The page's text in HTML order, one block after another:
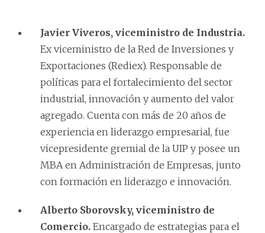
Javier Viveros, viceministro de Industria.
Ex viceministro de la Red de Inversiones y
Exportaciones (Rediex). Responsable de
políticas para el fortalecimiento del sector
industrial, innovación y aumento del valor
agregado. Cuenta con más de 20 años de
experiencia en liderazgo empresarial, fue
vicepresidente gremial de la UIP y posee un
MBA en Administración de Empresas, junto
con formación en liderazgo e innovación.
Alberto Sborovsky, viceministro de
Comercio. Encargado de estrategias para el